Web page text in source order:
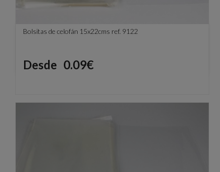
Bolsitas de celofán 15x22cms ref. 9122
Precio
Desde 0.09€